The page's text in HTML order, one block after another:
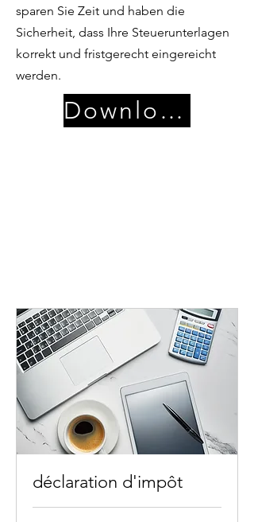
sparen Sie Zeit und haben die
Sicherheit, dass Ihre Steuerunterlagen
korrekt und fristgerecht eingereicht
werden.
Download
déclaration d'impôt